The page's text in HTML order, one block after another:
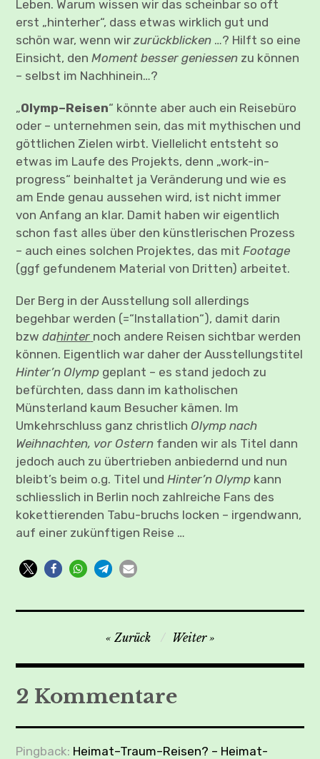
Leben. Warum wissen wir das scheinbar so oft
erst „hinterher“, dass etwas wirklich gut und
schön war, wenn wirzurückblicken …? Hilft so eine
Einsicht, denMoment besser geniessen zu können
– selbst im Nachhinein…?
„Olymp–Reisen“ könnte aber auch ein Reisebüro
oder – unternehmen sein, das mit mythischen und
göttlichen Zielen wirbt. Viellelicht entsteht so
etwas im Laufe des Projekts, denn „work-in-
progress“ beinhaltet ja Veränderung und wie es
am Ende genau aussehen wird, ist nicht immer
von Anfang an klar. Damit haben wir eigentlich
schon fast alles über den künstlerischen Prozess
– auch eines solchen Projektes, das mitFootage
(ggf gefundenem Material von Dritten) arbeitet.
Der Berg in der Ausstellung soll allerdings
begehbar werden (=“Installation“), damit darin
bzwdahinter noch andere Reisen sichtbar werden
können. Eigentlich war daher der Ausstellungstitel
Hinter’n Olymp geplant – es stand jedoch zu
befürchten, dass dann im katholischen
Münsterland kaum Besucher kämen. Im
Umkehrschluss ganz christlichOlymp nach
Weihnachten, vor Ostern fanden wir als Titel dann
jedoch auch zu übertrieben anbiedernd und nun
bleibt’s beim o.g. Titel undHinter’n Olymp kann
schliesslich in Berlin noch zahlreiche Fans des
kokettierenden Tabu-bruchs locken – irgendwann,
auf einer zukünftigen Reise …
Beitragsnavigation
Zurück Weiter
2 Kommentare
Pingback: Heimat–Traum–Reisen? – Heimat-